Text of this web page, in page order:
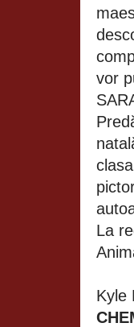
vor
La
Kyle